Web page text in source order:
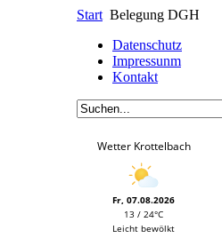
Start Belegung DGH
Datenschutz
Impressunm
Kontakt
Wetter Krottelbach
Fr, 07.08.2026
13 / 24°C
Leicht bewölkt